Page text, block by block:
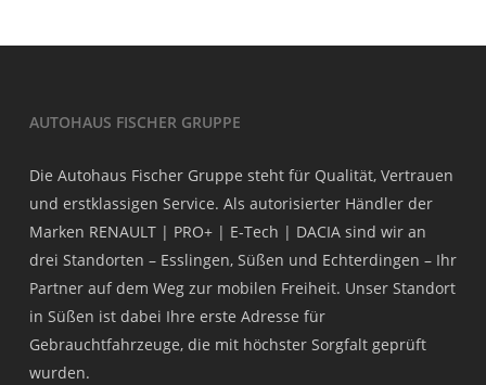
AUTOHAUS FISCHER GRUPPE
Die Autohaus Fischer Gruppe steht für Qualität, Vertrauen
und erstklassigen Service. Als autorisierter Händler der
Marken RENAULT | PRO+ | E-Tech | DACIA sind wir an
drei Standorten – Esslingen, Süßen und Echterdingen – Ihr
Partner auf dem Weg zur mobilen Freiheit. Unser Standort
in Süßen ist dabei Ihre erste Adresse für
Gebrauchtfahrzeuge, die mit höchster Sorgfalt geprüft
wurden.